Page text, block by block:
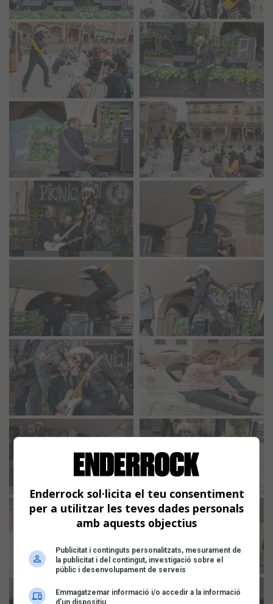
Enderrock sol·licita el teu consentiment
per a utilitzar les teves dades personals
amb aquests objectius
Publicitat i continguts personalitzats, mesurament de
la publicitat i del contingut, investigació sobre el
públic i desenvolupament de serveis
Emmagatzemar informació i/o accedir a la informació
d’un dispositiu